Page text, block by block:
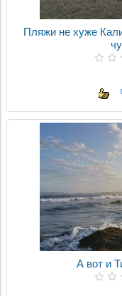
Пляжи не хуже
А вот и